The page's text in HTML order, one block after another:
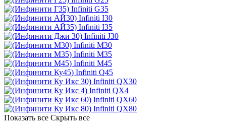
Infiniti G35
Infiniti I30
Infiniti I35
Infiniti J30
Infiniti M30
Infiniti M35
Infiniti M45
Infiniti Q45
Infiniti QX30
Infiniti QX4
Infiniti QX60
Infiniti QX80
Показать все Скрыть все